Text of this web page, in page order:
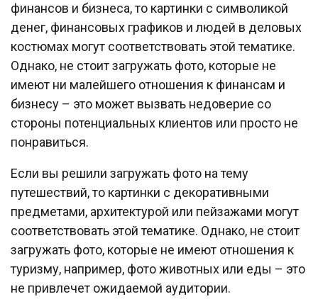
финансов и бизнеса, то картинки с символикой
денег, финансовых графиков и людей в деловых
костюмах могут соответствовать этой тематике.
Однако, не стоит загружать фото, которые не
имеют ни малейшего отношения к финансам и
бизнесу – это может вызвать недоверие со
стороны потенциальных клиентов или просто не
понравиться.
Если вы решили загружать фото на тему
путешествий, то картинки с декоративными
предметами, архитектурой или пейзажами могут
соответствовать этой тематике. Однако, не стоит
загружать фото, которые не имеют отношения к
туризму, например, фото животных или еды – это
не привлечет ожидаемой аудитории.